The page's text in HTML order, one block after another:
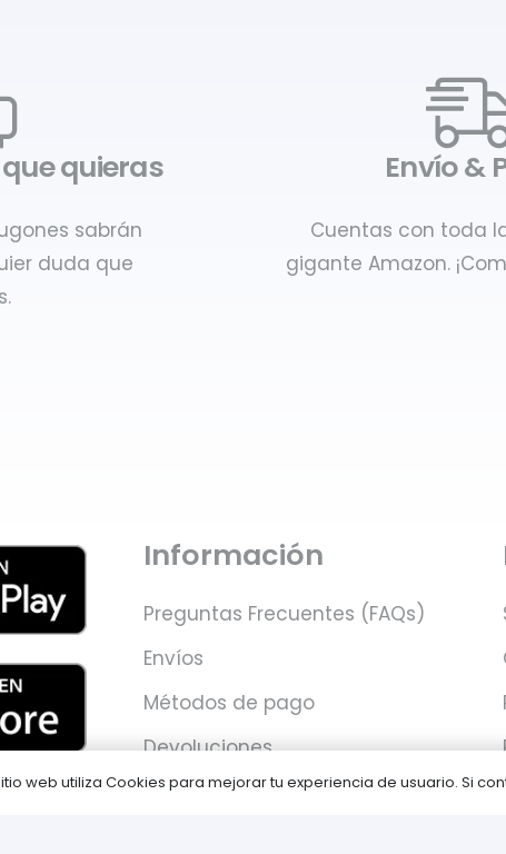
quieras
sabrán
duda que
Envío &
Cuentas con toda
gigante Amazon.
Información
Preguntas Frecuentes (FAQs)
Envíos
Métodos de pago
Devoluciones
web utiliza Cookies para mejorar tu experiencia de usuario. Si